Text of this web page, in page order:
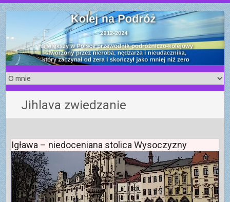
S
k
i
p
t
o
c
o
n
t
e
n
t
Jihlava zwiedzanie
Igława – niedoceniana stolica Wysoczyzny